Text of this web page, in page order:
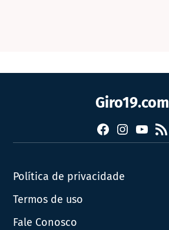
Giro19.com
FacebookInstagram
YouTube
RSS
Política de privacidade
Termos de uso
Fale Conosco